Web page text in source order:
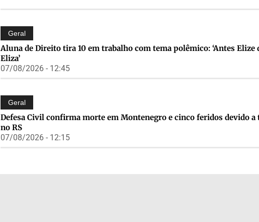
Geral
Aluna de Direito tira 10 em trabalho com tema polêmico: ‘Antes Elize
Eliza’
07/08/2026 - 12:45
Geral
Defesa Civil confirma morte em Montenegro e cinco feridos devido a
no RS
07/08/2026 - 12:15